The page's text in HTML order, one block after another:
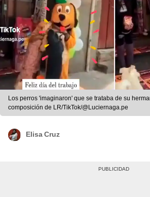
Los perros 'imaginaron' que se trataba de su
composición de LR/TikTok/@Luciernaga.pe
Elisa Cruz